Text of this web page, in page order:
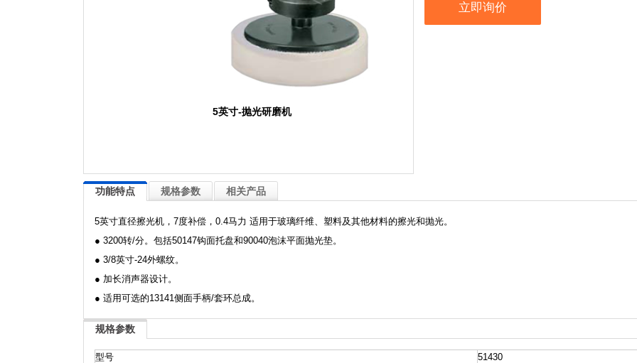
5英寸-抛光研磨机
立即询价
功能特点 规格参数 相关产品
5英寸直径擦光机，7度补偿，0.4马力 适用于玻璃纤维、塑料及其他材料的擦光和抛光。
● 3200转/分。包括50147钩面托盘和90040泡沫平面抛光垫。
● 3/8英寸-24外螺纹。
● 加长消声器设计。
● 适用可选的13141侧面手柄/套环总成。
规格参数
型号
51430